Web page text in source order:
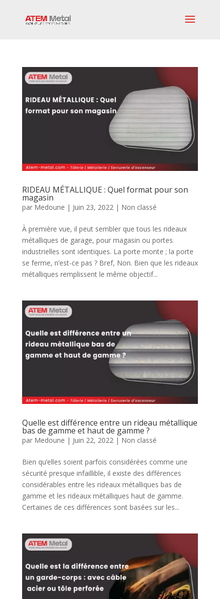
RIDEAU MÉTALLIQUE : Quel format pour son
magasin
par Medoune | Juin 23, 2022 | Non classé
À première vue, il peut sembler que tous les rideaux
métalliques de garage, pour magasin ou portes
industrielles sont identiques. La porte monte ; la porte
se ferme, n’est-ce pas ? Bref, Non. Bien que les rideaux
métalliques remplissent le même objectif...
Quelle est différence entre un rideau métallique
bas de gamme et haut de gamme ?
par Medoune | Juin 22, 2022| Non classé
Bien qu’elles soient parfois considérées comme une
sécurité presque infaillible, il existe des différences
considérables entre les rideaux métalliques bas de
gamme et les rideaux métalliques haut de gamme.
Certaines de ces différences sont basées sur les...